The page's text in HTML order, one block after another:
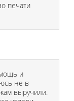
печати
и
не в
выручили.